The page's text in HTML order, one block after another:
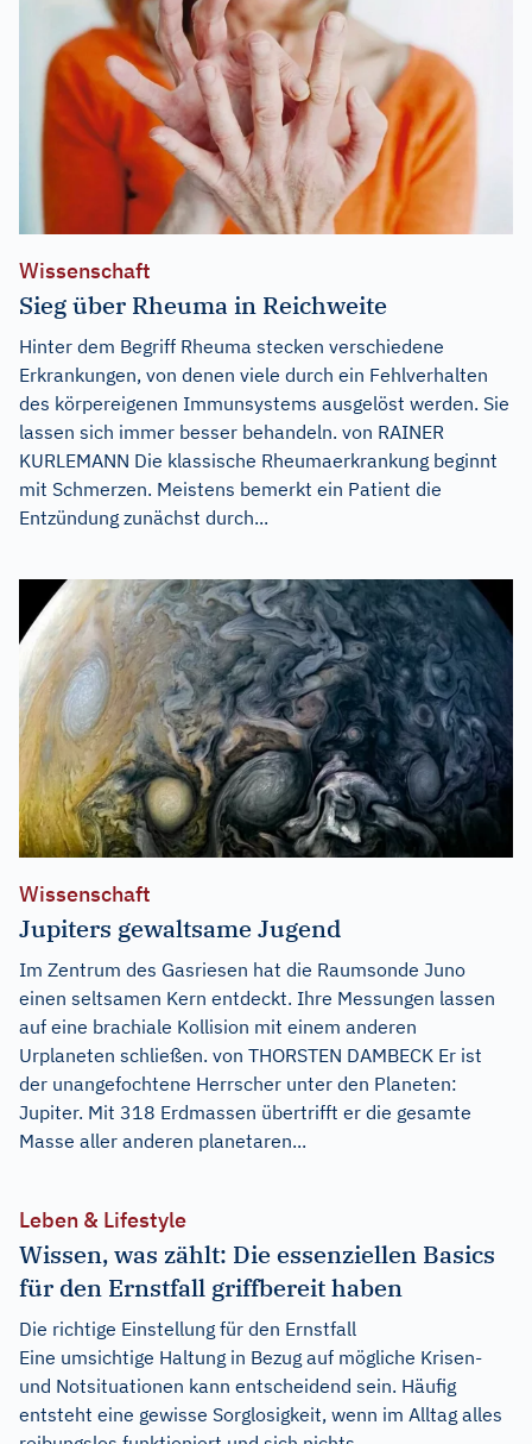
Wissenschaft
Sieg über Rheuma in Reichweite
Hinter dem Begriff Rheuma stecken verschiedene
Erkrankungen, von denen viele durch ein Fehlverhalten
des körpereigenen Immunsystems ausgelöst werden. Sie
lassen sich immer besser behandeln. von RAINER
KURLEMANN Die klassische Rheumaerkrankung beginnt
mit Schmerzen. Meistens bemerkt ein Patient die
Entzündung zunächst durch...
Wissenschaft
Jupiters gewaltsame Jugend
Im Zentrum des Gasriesen hat die Raumsonde Juno
einen seltsamen Kern entdeckt. Ihre Messungen lassen
auf eine brachiale Kollision mit einem anderen
Urplaneten schließen. von THORSTEN DAMBECK Er ist
der unangefochtene Herrscher unter den Planeten:
Jupiter. Mit 318 Erdmassen übertrifft er die gesamte
Masse aller anderen planetaren...
Leben & Lifestyle
Wissen, was zählt: Die essenziellen Basics
für den Ernstfall griffbereit haben
Die richtige Einstellung für den Ernstfall
Eine umsichtige Haltung in Bezug auf mögliche Krisen-
und Notsituationen kann entscheidend sein. Häufig
entsteht eine gewisse Sorglosigkeit, wenn im Alltag alles